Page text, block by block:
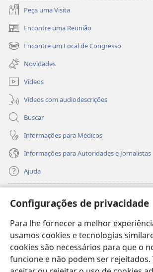
Configurações de privacidade
Para lhe fornecer a melhor
usamos cookies e tecnologias
cookies são necessários para que o
funcione e não podem ser rejeitados.
Peça uma Visita
Encontre uma Reunião
(abre
nova
janela)
Encontre um Local de Congresso
(abre
nova
janela)
Novidades
Vídeos
Vídeos com audiodescrições
Buscar
Informações para Médicos
Informações para Autoridades e Jornalistas
Ajuda
(abre
nova
janela)
Biblioteca On-line da Torre de Vigia™
(abre
nova
janela)JW Hub
(abre
nova
janela)JW Library